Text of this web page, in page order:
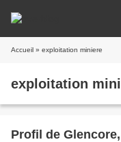
Accueil » exploitation miniere
exploitation
Profil de